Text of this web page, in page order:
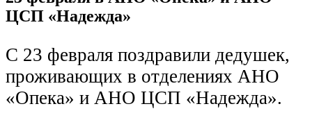
ЦСП «Надежда»
С 23 февраля поздравили дедушек,
проживающих в отделениях АНО
«Опека» и АНО ЦСП «Надежда».